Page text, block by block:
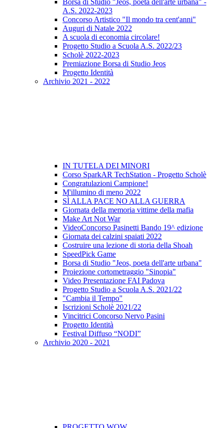
Borsa di Studio "Jeos, poeta dell'arte urbana" -
A.S. 2022-2023
Concorso Artistico "Il mondo tra cent'anni"
Auguri di Natale 2022
A scuola di economia circolare!
Progetto Studio a Scuola A.S. 2022/23
Scholè 2022-2023
Premiazione Borsa di Studio Jeos
Progetto Identità
Archivio 2021 - 2022
IN TUTELA DEI MINORI
Corso SparkAR TechStation - Progetto Scholè
Congratulazioni Campione!
M'illumino di meno 2022
SÌ ALLA PACE NO ALLA GUERRA
Giornata della memoria vittime della mafia
Make Art Not War
VideoConcorso Pasinetti Bando 19^ edizione
Giornata dei calzini spaiati 2022
Costruire una lezione di storia della Shoah
SpeedPick Game
Borsa di Studio "Jeos, poeta dell'arte urbana"
Proiezione cortometraggio "Sinopia"
Video Presentazione FAI Padova
Progetto Studio a Scuola A.S. 2021/22
"Cambia il Tempo"
Iscrizioni Scholè 2021/22
Vincitrici Concorso Nervo Pasini
Progetto Identità
Festival Diffuso “NODI”
Archivio 2020 - 2021